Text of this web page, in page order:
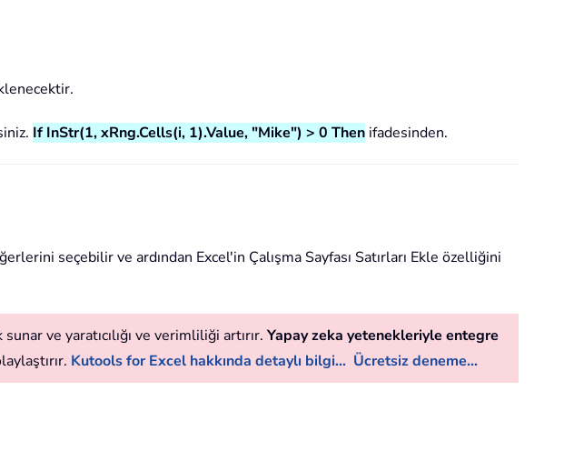
If InStr(1, xRng.Cells(i, 1).Value, "Mike") > 0 Then ifadesinden.
seçebilir ve ardından Excel'in Çalışma Sayfası Satırları Ekle özelliğini
ve yaratıcılığı ve verimliliği artırır. Yapay zeka yetenekleriyle entegre
Kutools for Excel hakkında detaylı bilgi... Ücretsiz deneme...